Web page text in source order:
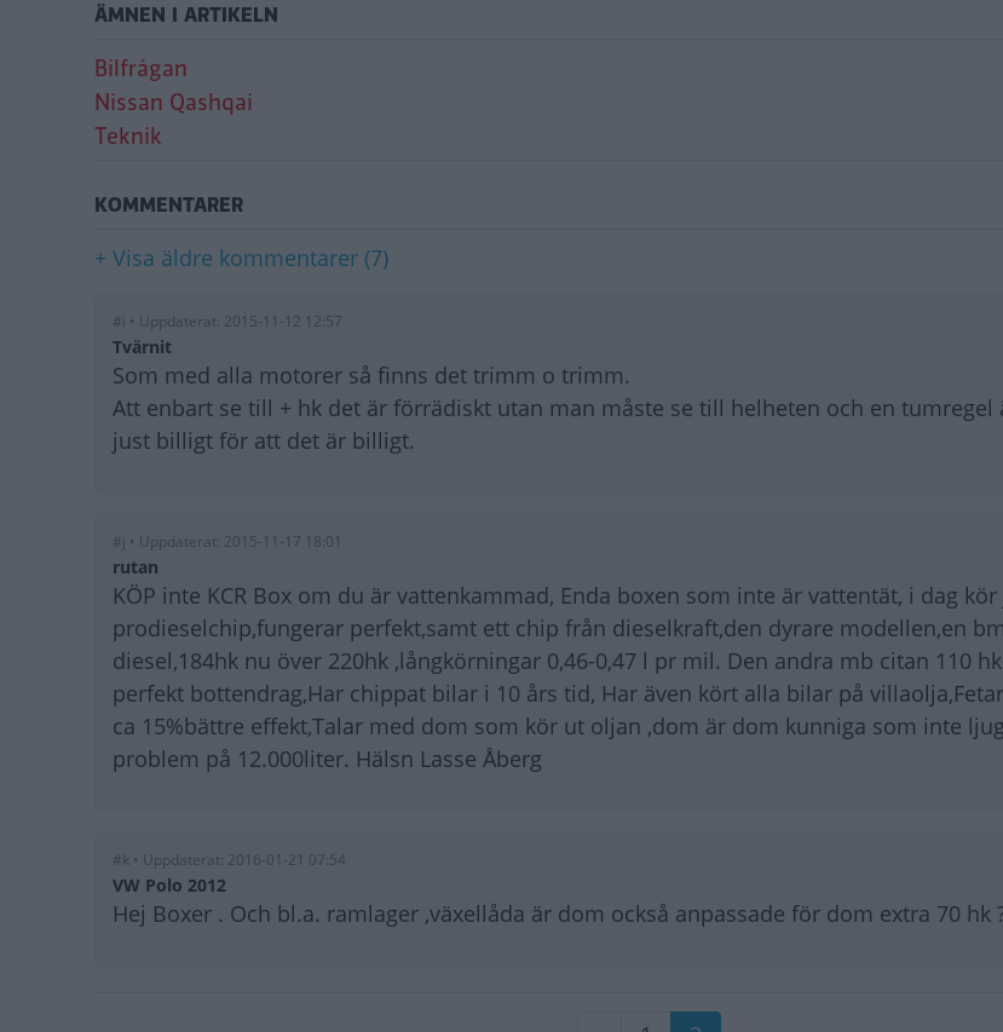
ÄMNEN I ARTIKELN
Bilfrågan
Nissan Qashqai
Teknik
KOMMENTARER
+ Visa äldre kommentarer (7)
#i • Uppdaterat: 2015-11-12 12:57
Tvärnit
Som med alla motorer så finns det trimm o trimm.
Att enbart se till + hk det är förrädiskt utan man måste se till helheten och en
just billigt för att det är billigt.
#j • Uppdaterat: 2015-11-17 18:01
rutan
KÖP inte KCR Box om du är vattenkammad, Enda boxen som inte är vattentät, i dag kör
prodieselchip,fungerar perfekt,samt ett chip från dieselkraft,den dyrare modellen,en
diesel,184hk nu över 220hk ,långkörningar 0,46-0,47 l pr mil. Den andra mb citan 110
perfekt bottendrag,Har chippat bilar i 10 års tid, Har även kört alla bilar på
ca 15%bättre effekt,Talar med dom som kör ut oljan ,dom är dom kunniga som inte
problem på 12.000liter. Hälsn Lasse Åberg
#k • Uppdaterat: 2016-01-21 07:54
VW Polo 2012
Hej Boxer . Och bl.a. ramlager ,växellåda är dom också anpassade för dom extra 70 hk